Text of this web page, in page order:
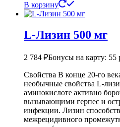
В корзину
L-Лизин 500 мг
2 784 ₽Бонусы на карту: 55
Свойства В конце 20-го
необычные свойства L-
аминокислоте активно
вызывающими герпес и
инфекции. Лизин
межрецидивного